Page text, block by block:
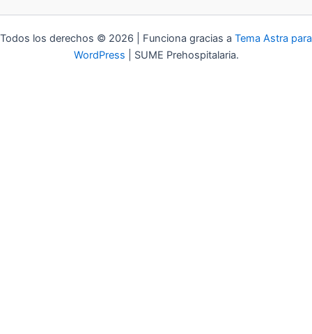
Todos los derechos © 2026 | Funciona gracias a Tema Astra para
WordPress | SUME Prehospitalaria.